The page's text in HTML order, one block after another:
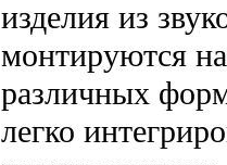
изделия из
монтируются
различных
легко